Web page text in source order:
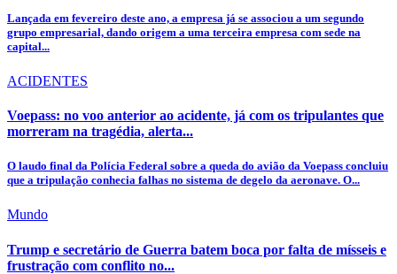
Lançada em fevereiro deste ano, a empresa já se associou a um segundo
grupo empresarial, dando origem a uma terceira empresa com sede na
capital...
ACIDENTES
Voepass: no voo anterior ao acidente, já com os tripulantes que
morreram na tragédia, alerta...
O laudo final da Polícia Federal sobre a queda do avião da Voepass concluiu
que a tripulação conhecia falhas no sistema de degelo da aeronave. O...
Mundo
Trump e secretário de Guerra batem boca por falta de mísseis e
frustração com conflito no...